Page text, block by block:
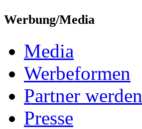
Werbung/Media
Media
Werbeformen
Partner werden
Presse